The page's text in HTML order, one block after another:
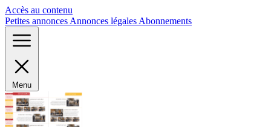
Accès au contenu
Petites annonces Annonces légales Abonnements
Menu
Panneau de gestion des cookies